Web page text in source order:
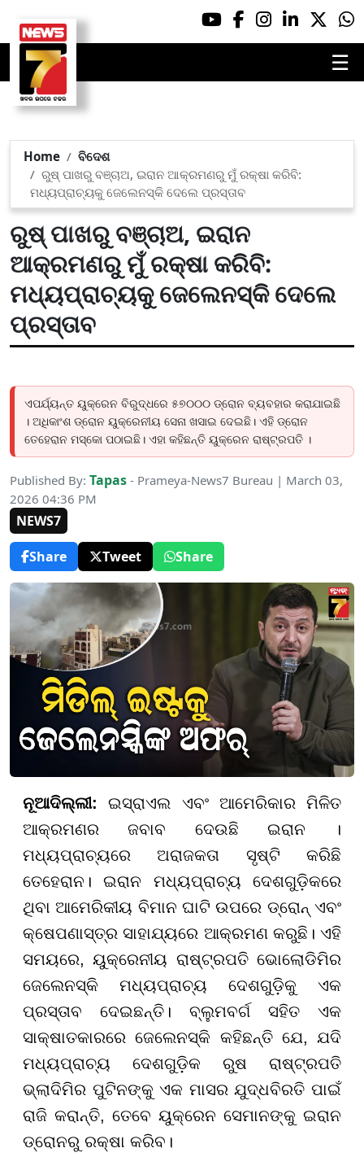
☰
Home
ବିଦେଶ
ରୁଷ୍ ପାଖରୁ ବଞ୍ଚାଅ, ଇରାନ ଆକ୍ରମଣରୁ ମୁଁ ରକ୍ଷା କରିବି:
ମଧ୍ୟପ୍ରାଚ୍ୟକୁ ଜେଲେନସ୍କି ଦେଲେ ପ୍ରସ୍ତାବ
ରୁଷ୍ ପାଖରୁ ବଞ୍ଚାଅ, ଇରାନ
ଆକ୍ରମଣରୁ ମୁଁ ରକ୍ଷା କରିବି:
ମଧ୍ୟପ୍ରାଚ୍ୟକୁ ଜେଲେନସ୍କି ଦେଲେ
ପ୍ରସ୍ତାବ
ଏପର୍ଯ୍ୟନ୍ତ ୟୁକ୍ରେନ ବିରୁଦ୍ଧରେ ୫୭୦୦୦ ଡ୍ରୋନ ବ୍ୟବହାର କରାଯାଇଛି
। ଅଧିକାଂଶ ଡ୍ରୋନ ୟୁକ୍ରେନୀୟ ସେନା ଖସାଇ ଦେଇଛି। ଏହି ଡ୍ରୋନ
ତେହେରାନ ମସ୍କୋ ପଠାଇଛି। ଏହା କହିଛନ୍ତି ୟୁକ୍ରେନ ରାଷ୍ଟ୍ରପତି ।
Published By: Tapas - Prameya-News7 Bureau | March 03,
2026 04:36 PM
NEWS7
Share
Tweet Share
ନୂଆଦିଲ୍ଲୀ:ଇସ୍ରାଏଲ ଏବଂ ଆମେରିକାର ମିଳିତ
ଆକ୍ରମଣର ଜବାବ ଦେଉଛି ଇରାନ ।
ମଧ୍ୟପ୍ରାଚ୍ୟରେ ଅରାଜକତା ସୃଷ୍ଟି କରିଛି
ତେହେରାନ। ଇରାନ ମଧ୍ୟପ୍ରାଚ୍ୟ ଦେଶଗୁଡ଼ିକରେ
ଥିବା ଆମେରିକୀୟ ବିମାନ ଘାଟି ଉପରେ ଡ୍ରୋନ୍ ଏବଂ
କ୍ଷେପଣାସ୍ତ୍ର ସାହାଯ୍ୟରେ ଆକ୍ରମଣ କରୁଛି। ଏହି
ସମୟରେ, ୟୁକ୍ରେନୀୟ ରାଷ୍ଟ୍ରପତି ଭୋଲୋଡିମିର
ଜେଲେନସ୍କି ମଧ୍ୟପ୍ରାଚ୍ୟ ଦେଶଗୁଡ଼ିକୁ ଏକ
ପ୍ରସ୍ତାବ ଦେଇଛନ୍ତି। ବ୍ଲୁମବର୍ଗ ସହିତ ଏକ
ସାକ୍ଷାତକାରରେ ଜେଲେନସ୍କି କହିଛନ୍ତି ଯେ, ଯଦି
ମଧ୍ୟପ୍ରାଚ୍ୟ ଦେଶଗୁଡ଼ିକ ରୁଷ ରାଷ୍ଟ୍ରପତି
ଭ୍ଲାଦିମିର ପୁଟିନଙ୍କୁ ଏକ ମାସର ଯୁଦ୍ଧବିରତି ପାଇଁ
ରାଜି କରାନ୍ତି, ତେବେ ୟୁକ୍ରେନ ସେମାନଙ୍କୁ ଇରାନ
ଡ୍ରୋନରୁ ରକ୍ଷା କରିବ।